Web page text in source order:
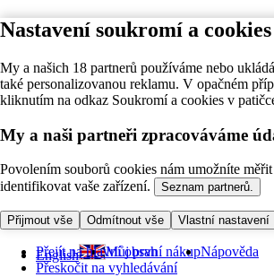
Nastavení soukromí a cookies
My a našich 18 partnerů používáme nebo
také personalizovanou reklamu. V opačném
kliknutím na odkaz Soukromí a cookies v
My a naši partneři zpracováváme
Povolením souborů cookies nám umožníte
identifikovat vaše zařízení.
Seznam partnerů.
Přijmout vše Odmítnout vše Vlastní nastavení
Přejít na hlavní obsah
Přeskočit na vyhledávání
English Můj první nákupNápověda